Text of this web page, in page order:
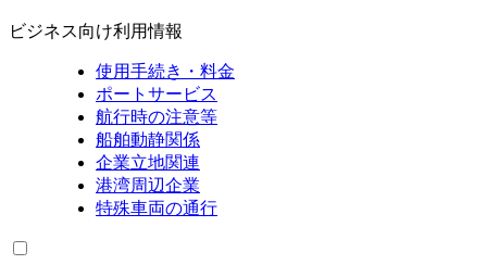
ビジネス向け利用情報
使用手続き・料金
ポートサービス
航行時の注意等
船舶動静関係
企業立地関連
港湾周辺企業
特殊車両の通行